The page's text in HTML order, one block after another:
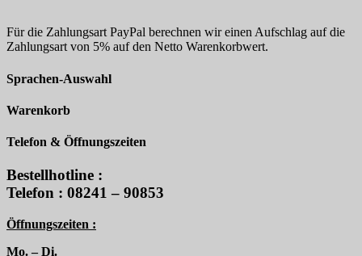
Für die Zahlungsart PayPal berechnen wir einen Aufschlag auf die
Zahlungsart von 5% auf den Netto Warenkorbwert.
Sprachen-Auswahl
Warenkorb
Telefon & Öffnungszeiten
Bestellhotline :
Telefon : 08241 – 90853
Öffnungszeiten :
Mo. – Di.